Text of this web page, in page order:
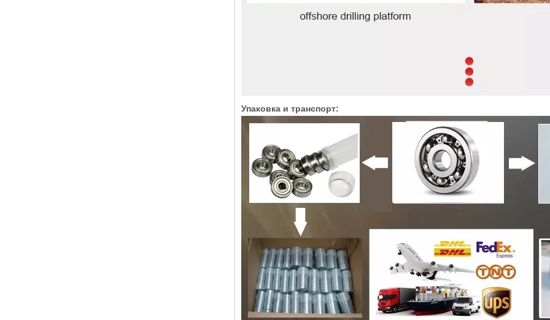
Упаковка и транспорт: